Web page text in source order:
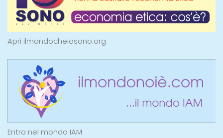
Apri ilmondocheiosono.org
Entra nel mondo IAM